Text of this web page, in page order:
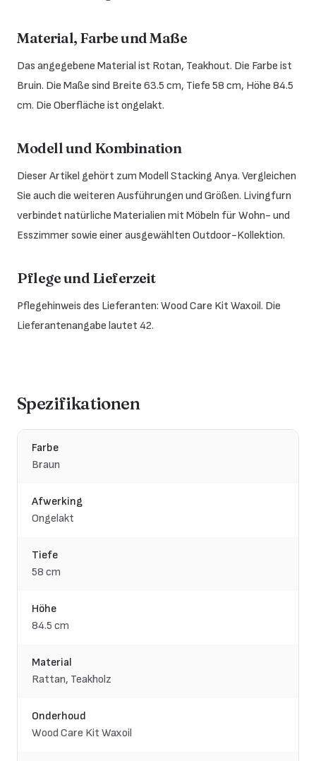
Material, Farbe und Maße
Das angegebene Material ist Rotan, Teakhout. Die Farbe ist
Bruin. Die Maße sind Breite 63.5 cm, Tiefe 58 cm, Höhe 84.5
cm. Die Oberfläche ist ongelakt.
Modell und Kombination
Dieser Artikel gehört zum Modell Stacking Anya. Vergleichen
Sie auch die weiteren Ausführungen und Größen. Livingfurn
verbindet natürliche Materialien mit Möbeln für Wohn- und
Esszimmer sowie einer ausgewählten Outdoor-Kollektion.
Pflege und Lieferzeit
Pflegehinweis des Lieferanten: Wood Care Kit Waxoil. Die
Lieferantenangabe lautet 42.
Spezifikationen
Farbe
Braun
Afwerking
Ongelakt
Tiefe
58 cm
Höhe
84.5 cm
Material
Rattan, Teakholz
Onderhoud
Wood Care Kit Waxoil